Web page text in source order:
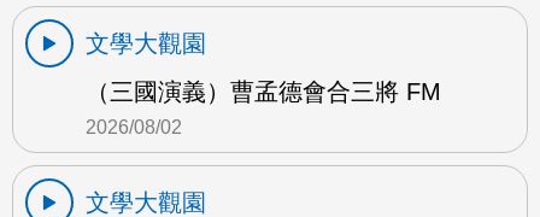
文學大觀園
（三國演義）曹孟德會合三將 FM
2026/08/02
文學大觀園